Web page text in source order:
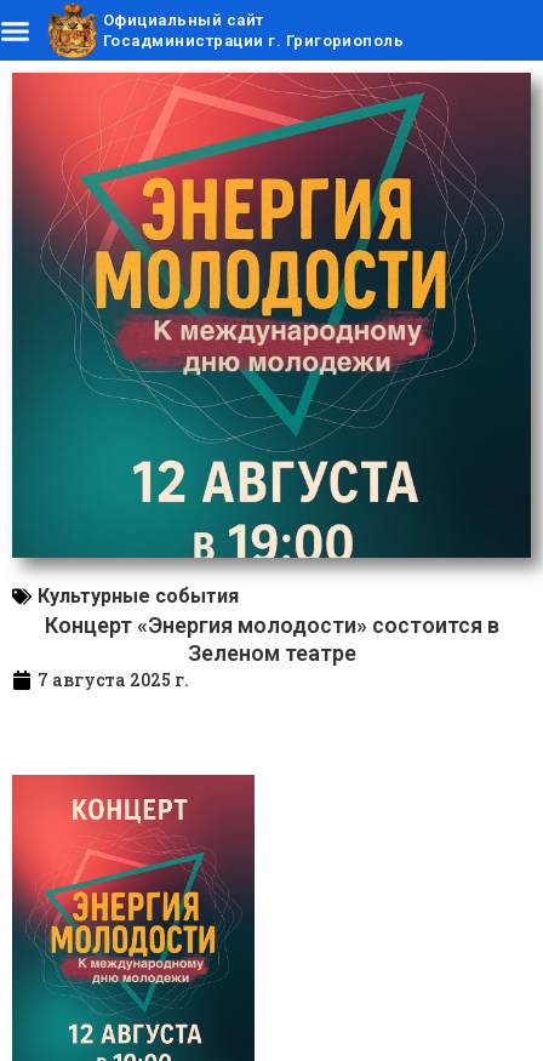
Официальный сайт
Госадминистрации г. Григориополь
Культурные события
Концерт «Энергия молодости» состоится в
Зеленом театре
7 августа 2025 г.